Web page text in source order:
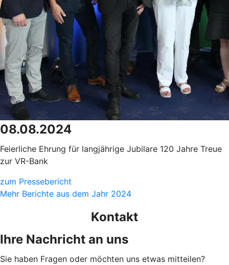
08.08.2024
Feierliche Ehrung für langjährige Jubilare 120 Jahre Treue
zur VR-Bank
zum Pressebericht
Mehr Berichte aus dem Jahr 2024
Kontakt
Ihre Nachricht an uns
Sie haben Fragen oder möchten uns etwas mitteilen?